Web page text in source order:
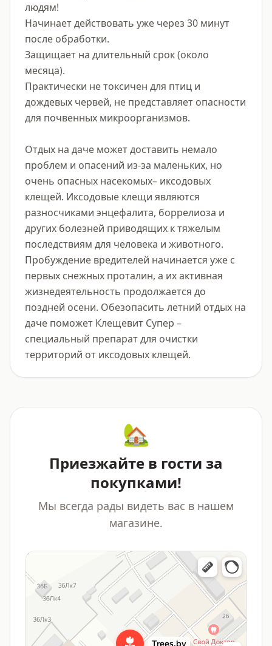
людям!
Начинает действовать уже через 30 минут
после обработки.
Защищает на длительный срок (около
месяца).
Практически не токсичен для птиц и
дождевых червей, не представляет опасности
для почвенных микроорганизмов.
Отдых на даче может доставить немало
проблем и опасений из-за маленьких, но
очень опасных насекомых– иксодовых
клещей. Иксодовые клещи являются
разносчиками энцефалита, боррелиоза и
других болезней приводящих к тяжелым
последствиям для человека и животного.
Пробуждение вредителей начинается уже с
первых снежных проталин, а их активная
жизнедеятельность продолжается до
поздней осени. Обезопасить летний отдых на
даче поможет Клещевит Супер –
специальный препарат для очистки
территорий от иксодовых клещей.
🏡
Приезжайте в гости за
покупками!
Мы всегда рады видеть вас в нашем
магазине.